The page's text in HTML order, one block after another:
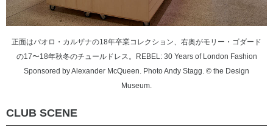
正面はパオロ・カルザナの18年卒業コレクション、右奥がモリー・ゴダード
の17〜18年秋冬のチュールドレス。REBEL: 30 Years of London Fashion
Sponsored by Alexander McQueen. Photo Andy Stagg. © the Design
Museum.
CLUB SCENE